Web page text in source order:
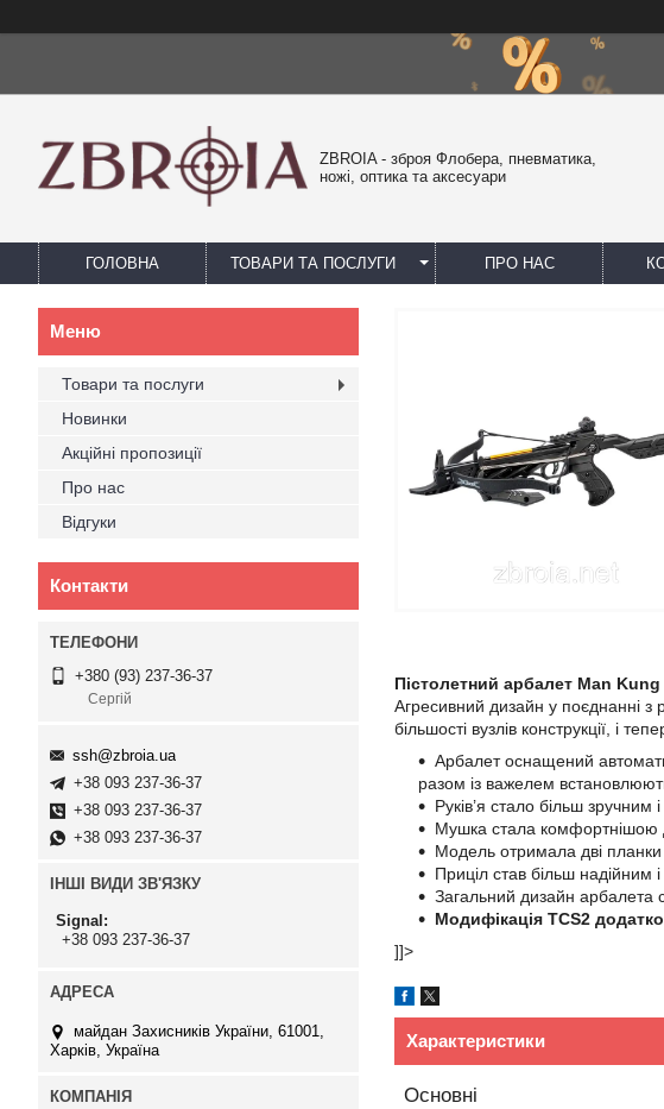
ZBROIA - зброя Флобера, пневматика,
ножі, оптика та аксесуари
ГОЛОВНА ТОВАРИ ТА ПОСЛУГИ ПРО НАС
Пістолетний арбалет Man
Агресивний дизайн у поєднанні з
більшості вузлів конструкції, і
Арбалет оснащений
разом із важелем
Руків’я стало більш зручним
Мушка стала комфортнішою
Модель отримала дві планки
Приціл став більш надійним
Загальний дизайн арбалета
Модифікація TCS2
]]>
Характеристики
Основні
Товари та послуги
Новинки
Акційні пропозиції
Про нас
Відгуки
Контакти
+380 (93) 237-36-37
Сергій
ssh@zbroia.ua
+38 093 237-36-37
+38 093 237-36-37
+38 093 237-36-37
ІНШІ ВИДИ ЗВ'ЯЗКУ
Signal
+38 093 237-36-37
майдан Захисників України, 61001,
Харків, Україна